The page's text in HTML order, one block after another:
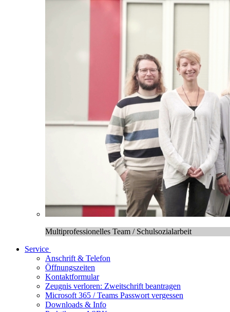
Multiprofessionelles Team / Schulsozialarbeit
Service
Anschrift & Telefon
Öffnungszeiten
Kontaktformular
Zeugnis verloren: Zweitschrift beantragen
Microsoft 365 / Teams Passwort vergessen
Downloads & Info